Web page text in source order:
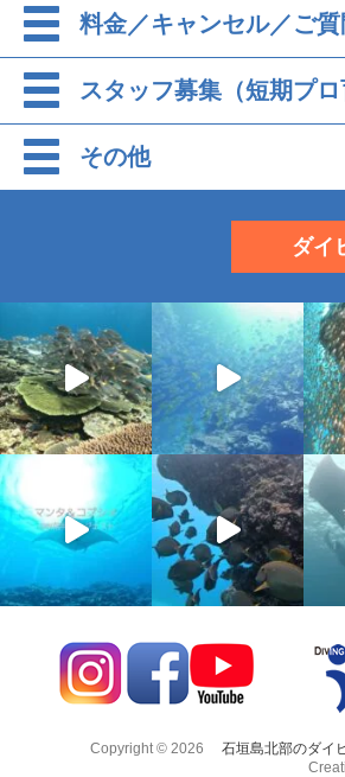
料金／キャンセル／ご
スタッフ募集（短期プロ
その他
ダイ
Copyright © 2026
石垣島北部のダイ